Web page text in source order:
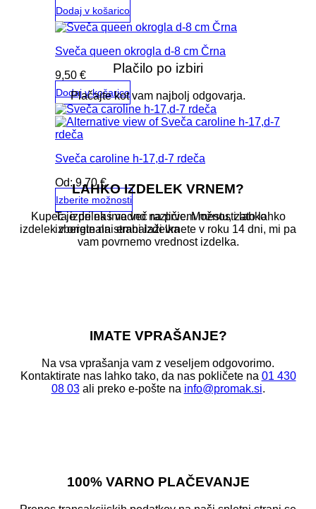
Dodaj v košarico
Sveča queen okrogla d-8 cm Črna
9,50 €
Dodaj v košarico
Sveča caroline h-17,d-7 rdeča
Od:9,70€
Izberite možnosti
Ta izdelek ima več različic. Možnosti lahko
izberete na strani izdelka
Plačilo po izbiri
Plačajte kot vam najbolj odgovarja.
LAHKO IZDELEK VRNEM?
Kupec je pri nas vedno na prvem mestu, zato lahko
izdelek v originalni embalaži vrnete v roku 14 dni, mi pa
vam povrnemo vrednost izdelka.
IMATE VPRAŠANJE?
Na vsa vprašanja vam z veseljem odgovorimo.
Kontaktirate nas lahko tako, da nas pokličete na 01 430
08 03ali preko e-pošte na info@promak.si.
100% VARNO PLAČEVANJE